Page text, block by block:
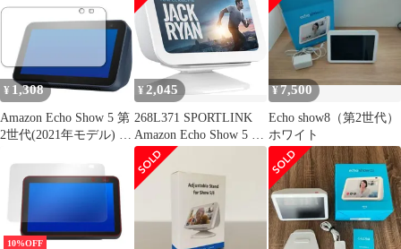
2021年モデル 指紋がつ
きにくい 防指紋 高光沢
¥ 1,308
Amazon Echo Show 5 第
2世代(2021年モデル) 専
の 高硬度9H ブルーラ
イトカット クリア光沢
改訂版 保護フィルム
¥2,045
268L371 SPORTLINK
Amazon Echo Show 5 第
3世代対応 スタンド
（ホワイト）
¥7,500
Echo show8（第2世代）
ホワイト
10%OFF